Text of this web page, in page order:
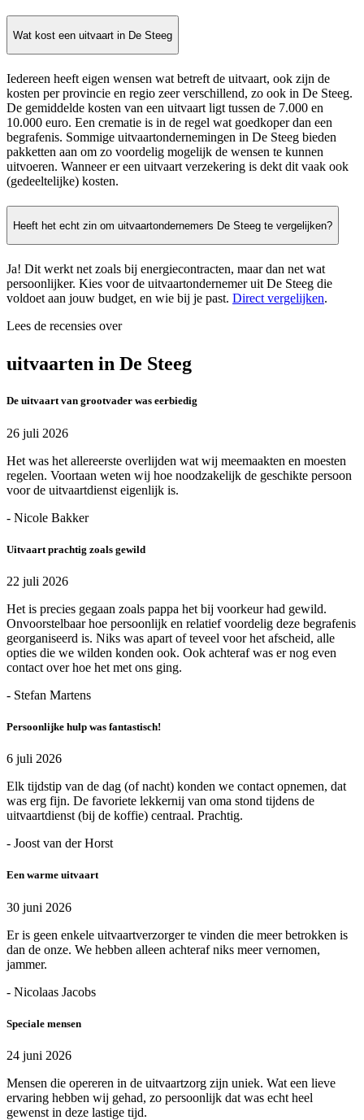
Wat kost een uitvaart in De Steeg
Iedereen heeft eigen wensen wat betreft de uitvaart, ook zijn de
kosten per provincie en regio zeer verschillend, zo ook in De Steeg.
De gemiddelde kosten van een uitvaart ligt tussen de 7.000 en
10.000 euro. Een crematie is in de regel wat goedkoper dan een
begrafenis. Sommige uitvaartondernemingen in De Steeg bieden
pakketten aan om zo voordelig mogelijk de wensen te kunnen
uitvoeren. Wanneer er een uitvaart verzekering is dekt dit vaak ook
(gedeeltelijke) kosten.
Heeft het echt zin om uitvaartondernemers De Steeg te vergelijken?
Ja! Dit werkt net zoals bij energiecontracten, maar dan net wat
persoonlijker. Kies voor de uitvaartondernemer uit De Steeg die
voldoet aan jouw budget, en wie bij je past. Direct vergelijken.
Lees de recensies over
uitvaarten in De Steeg
De uitvaart van grootvader was eerbiedig
26 juli 2026
Het was het allereerste overlijden wat wij meemaakten en moesten
regelen. Voortaan weten wij hoe noodzakelijk de geschikte persoon
voor de uitvaartdienst eigenlijk is.
- Nicole Bakker
Uitvaart prachtig zoals gewild
22 juli 2026
Het is precies gegaan zoals pappa het bij voorkeur had gewild.
Onvoorstelbaar hoe persoonlijk en relatief voordelig deze begrafenis
georganiseerd is. Niks was apart of teveel voor het afscheid, alle
opties die we wilden konden ook. Ook achteraf was er nog even
contact over hoe het met ons ging.
- Stefan Martens
Persoonlijke hulp was fantastisch!
6 juli 2026
Elk tijdstip van de dag (of nacht) konden we contact opnemen, dat
was erg fijn. De favoriete lekkernij van oma stond tijdens de
uitvaartdienst (bij de koffie) centraal. Prachtig.
- Joost van der Horst
Een warme uitvaart
30 juni 2026
Er is geen enkele uitvaartverzorger te vinden die meer betrokken is
dan de onze. We hebben alleen achteraf niks meer vernomen,
jammer.
- Nicolaas Jacobs
Speciale mensen
24 juni 2026
Mensen die opereren in de uitvaartzorg zijn uniek. Wat een lieve
ervaring hebben wij gehad, zo persoonlijk dat was echt heel
gewenst in deze lastige tijd.